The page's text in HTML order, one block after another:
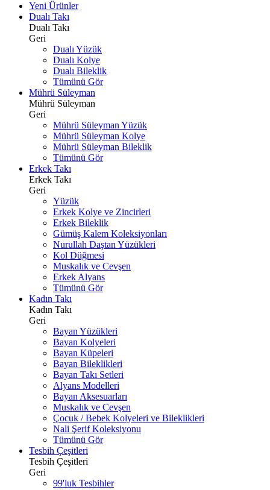
Yeni Ürünler
Dualı Takı
Dualı Takı
Geri
Dualı Yüzük
Dualı Kolye
Dualı Bileklik
Tümünü Gör
Mührü Süleyman
Mührü Süleyman
Geri
Mührü Süleyman Yüzük
Mührü Süleyman Kolye
Mührü Süleyman Bileklik
Tümünü Gör
Erkek Takı
Erkek Takı
Geri
Yüzük
Erkek Kolye ve Zincirleri
Erkek Bileklik
Gümüş Kalem Koleksiyonları
Nurullah Daştan Yüzükleri
Kol Düğmesi
Muskalık ve Cevşen
Erkek Alyans
Tümünü Gör
Kadın Takı
Kadın Takı
Geri
Bayan Yüzükleri
Bayan Kolyeleri
Bayan Küpeleri
Bayan Bileklikleri
Bayan Takı Setleri
Alyans Modelleri
Bayan Aksesuarları
Muskalık ve Cevşen
Çocuk / Bebek Kolyeleri ve Bileklikleri
Nali Şerif Koleksiyonu
Tümünü Gör
Tesbih Çeşitleri
Tesbih Çeşitleri
Geri
99'luk Tesbihler